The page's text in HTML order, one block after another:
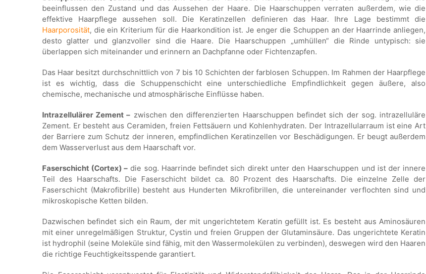
beeinflussen den Zustand und das Aussehen der Haare. Die Haarschuppen verraten außerdem, wie die
effektive Haarpflege aussehen soll. Die Keratinzellen definieren das Haar. Ihre Lage bestimmt die
Haarporosität, die ein Kriterium für die Haarkondition ist. Je enger die Schuppen an der Haarrinde anliegen,
desto glatter und glanzvoller sind die Haare. Die Haarschuppen „umhüllen“ die Rinde untypisch: sie
überlappen sich miteinander und erinnern an Dachpfanne oder Fichtenzapfen.
Das Haar besitzt durchschnittlich von 7 bis 10 Schichten der farblosen Schuppen. Im Rahmen der Haarpflege
ist es wichtig, dass die Schuppenschicht eine unterschiedliche Empfindlichkeit gegen äußere, also
chemische, mechanische und atmosphärische Einflüsse haben.
Intrazellulärer Zement – zwischen den differenzierten Haarschuppen befindet sich der sog. intrazelluläre
Zement. Er besteht aus Ceramiden, freien Fettsäuern und Kohlenhydraten. Der Intrazellularraum ist eine Art
der Barriere zum Schutz der inneren, empfindlichen Keratinzellen vor Beschädigungen. Er beugt außerdem
dem Wasserverlust aus dem Haarschaft vor.
Faserschicht (Cortex) – die sog. Haarrinde befindet sich direkt unter den Haarschuppen und ist der innere
Teil des Haarschafts. Die Faserschicht bildet ca. 80 Prozent des Haarschafts. Die einzelne Zelle der
Faserschicht (Makrofibrille) besteht aus Hunderten Mikrofibrillen, die untereinander verflochten sind und
mikroskopische Ketten bilden.
Dazwischen befindet sich ein Raum, der mit ungerichtetem Keratin gefüllt ist. Es besteht aus Aminosäuren
mit einer unregelmäßigen Struktur, Cystin und freien Gruppen der Glutaminsäure. Das ungerichtete Keratin
ist hydrophil (seine Moleküle sind fähig, mit den Wassermolekülen zu verbinden), deswegen wird den Haaren
die richtige Feuchtigkeitsspende garantiert.